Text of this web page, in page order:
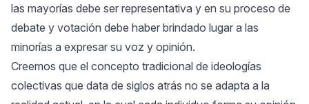
las mayorías debe ser representativa y en su proceso de
debate y votación debe haber brindado lugar a las
minorías a expresar su voz y opinión.
Creemos que el concepto tradicional de ideologías
colectivas que data de siglos atrás no se adapta a la